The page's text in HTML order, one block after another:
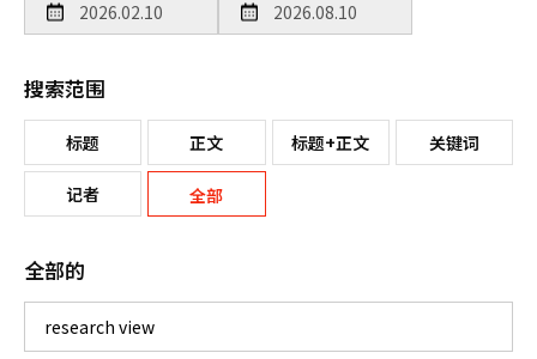
搜索范围
标题 正文 标题+正文 关键词
记者 全部
全部的